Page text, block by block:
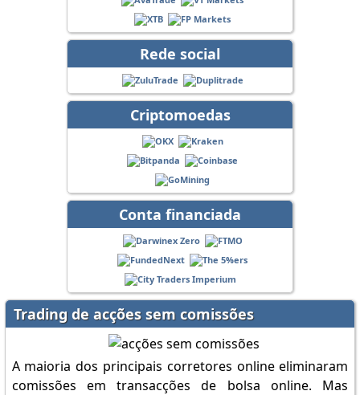
Rede social
Criptomoedas
Conta financiada
Trading de acções sem comissões
A maioria dos principais corretores online eliminaram
comissões em transacções de bolsa online. Mas